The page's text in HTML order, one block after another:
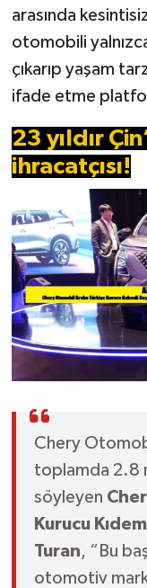
arasında
otomobili
çıkarıp yaşam
ifade etme
23 yıldır
ihracatçısı!
Chery
toplamda 2.8
söyleyen
Kurucu
Turan, “Bu
otomotiv